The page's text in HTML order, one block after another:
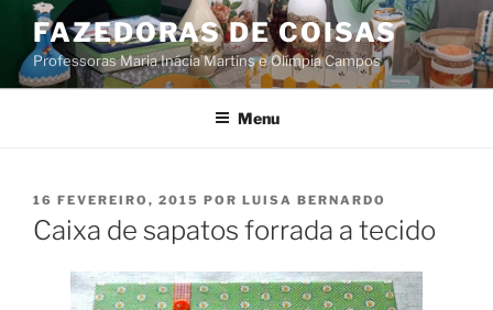
Saltar
conteúdo
FAZEDORAS DE COISAS
Professoras Maria Inácia Martins e Olímpia Campos
Menu
PUBLICADO
EM
16 FEVEREIRO, 2015 POR LUISA BERNARDO
Caixa de sapatos forrada a tecido